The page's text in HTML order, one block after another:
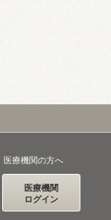
医療機関の方へ
医療機関
ログイン